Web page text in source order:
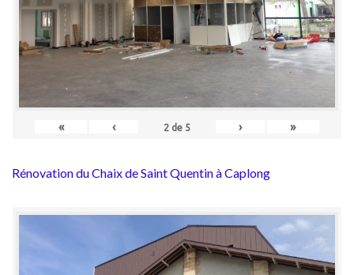
« ‹ 2 de 5 › »
Rénovation du Chaix de Saint Quentin à Caplong